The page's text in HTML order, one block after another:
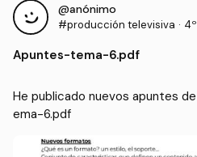
@anónimo
#producción televisiva ·
Apuntes-tema-6.pdf
He publicado nuevos apuntes
ema-6.pdf